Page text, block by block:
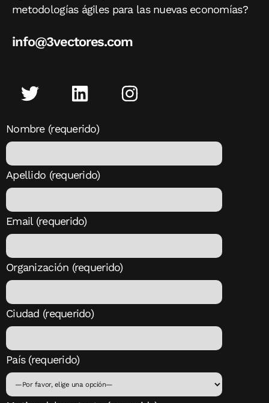
metodologías ágiles para las nuevas economías?
info@3vectores.com
Nombre (requerido)
Apellido (requerido)
Email (requerido)
Organización (requerido)
Ciudad (requerido)
País (requerido)